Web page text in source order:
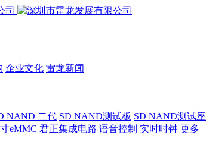
企业文化 雷龙新闻
NAND 二代 SD NAND测试板 SD NAND测试座
eMMC 君正集成电路 语音控制 实时时钟 更多